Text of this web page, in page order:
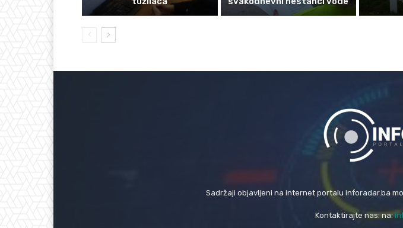
Sadržaji objavljeni na internet portalu inforadar.ba
Kontaktirajte nas: na: